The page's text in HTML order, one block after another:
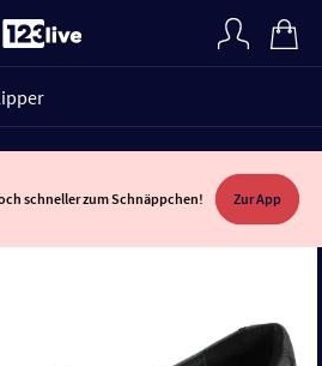
schneller zum Schnäppchen! Zur App